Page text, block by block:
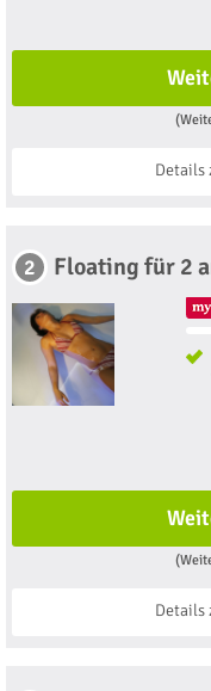
Details
2 Floating für 2
Details